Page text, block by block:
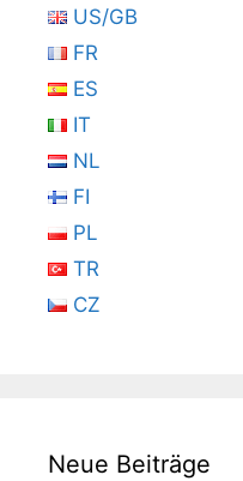
US/GB
FR
ES
IT
NL
FI
PL
TR
CZ
Neue Beiträge